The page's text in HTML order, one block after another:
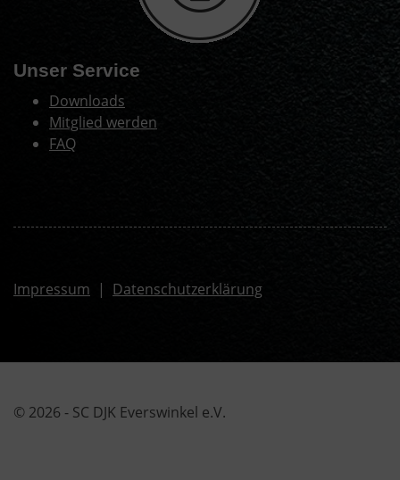
Unser Service
Downloads
Mitglied werden
FAQ
Impressum | Datenschutzerklärung
© 2026 - SC DJK Everswinkel e.V.